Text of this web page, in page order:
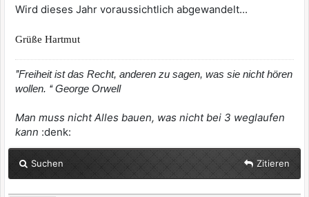
Wird dieses Jahr voraussichtlich abgewandelt...
Grüße Hartmut
’’Freiheit ist das Recht, anderen zu sagen, was sie nicht hören
wollen. ‘‘ George Orwell
Man muss nicht Alles bauen, was nicht bei 3 weglaufen
kann :denk:
Suchen Zitieren